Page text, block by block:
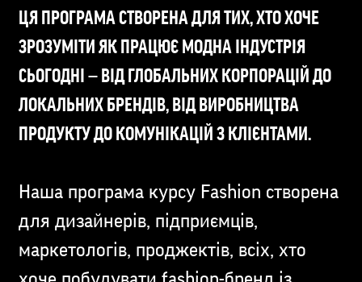
ЦЯ ПРОГРАМА СТВОРЕНА ДЛЯ ТИХ, ХТО ХОЧЕ
ЗРОЗУМІТИ ЯК ПРАЦЮЄ МОДНА ІНДУСТРІЯ
СЬОГОДНІ — ВІД ГЛОБАЛЬНИХ КОРПОРАЦІЙ ДО
ЛОКАЛЬНИХ БРЕНДІВ, ВІД ВИРОБНИЦТВА
ПРОДУКТУ ДО КОМУНІКАЦІЙ З КЛІЄНТАМИ.
Наша програма курсу Fashion створена
для дизайнерів, підприємців,
маркетологів, проджектів, всіх, хто